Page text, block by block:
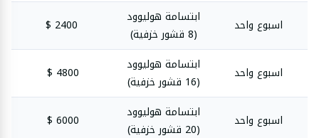
اسبوع واحد
ابتسامة هوليوود
(8 قشور خزفية)
اسبوع واحد
ابتسامة هوليوود
(16 قشور خزفية)
4800 $
اسبوع واحد
ابتسامة هوليوود
(20 قشور خزفية)